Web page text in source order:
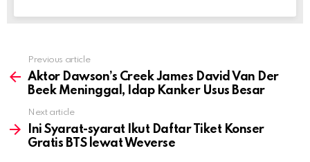
more
Previous article
Aktor Dawson’s Creek James David Van Der
Beek Meninggal, Idap Kanker Usus Besar
Next article
Ini Syarat-syarat Ikut Daftar Tiket Konser
Gratis BTS lewat Weverse